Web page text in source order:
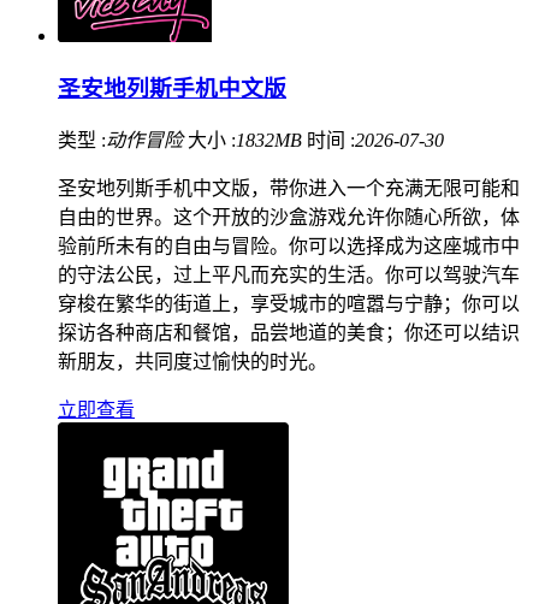
圣安地列斯手机中文版
类型 :动作冒险 大小 :1832MB 时间 :2026-07-30
圣安地列斯手机中文版，带你进入一个充满无限可能和
自由的世界。这个开放的沙盒游戏允许你随心所欲，体
验前所未有的自由与冒险。你可以选择成为这座城市中
的守法公民，过上平凡而充实的生活。你可以驾驶汽车
穿梭在繁华的街道上，享受城市的喧嚣与宁静；你可以
探访各种商店和餐馆，品尝地道的美食；你还可以结识
新朋友，共同度过愉快的时光。
立即查看